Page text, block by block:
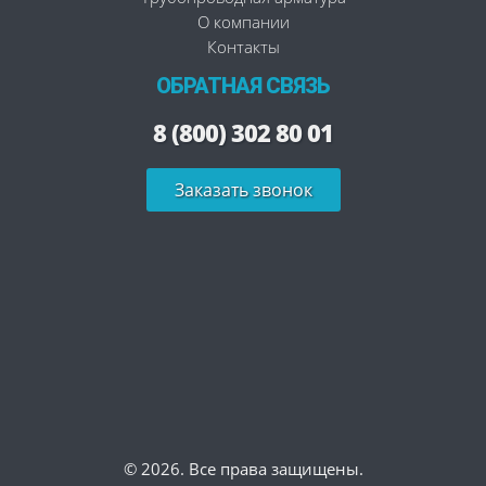
О компании
Контакты
ОБРАТНАЯ СВЯЗЬ
8 (800) 302 80 01
Заказать звонок
© 2026. Все права защищены.